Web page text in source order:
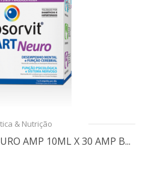
& Nutrição
AMP 10ML X 30 AMP B...